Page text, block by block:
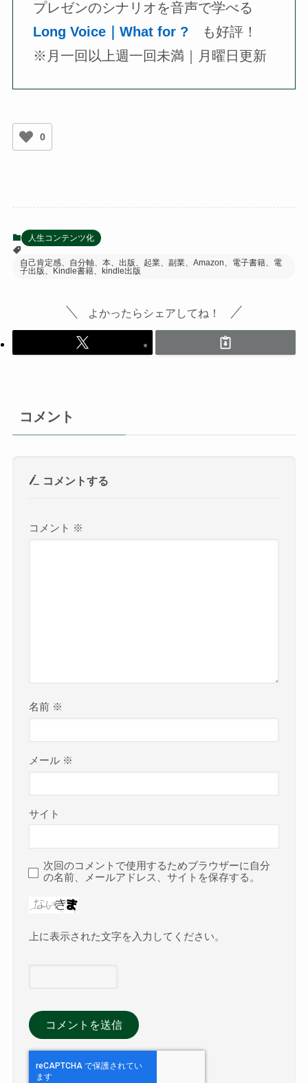
プレゼンのシナリオを音声で学べる
Long Voice｜What for ? も好評！
※月一回以上週一回未満｜月曜日更新
0
人生コンテンツ化
自己肯定感、自分軸、本、出版、起業、副業、Amazon、電子書籍、電
子出版、Kindle書籍、kindle出版
よかったらシェアしてね！
コメント
コメントする
コメント ※
名前 ※
メール ※
サイト
次回のコメントで使用するためブラウザーに自分
の名前、メールアドレス、サイトを保存する。
上に表示された文字を入力してください。